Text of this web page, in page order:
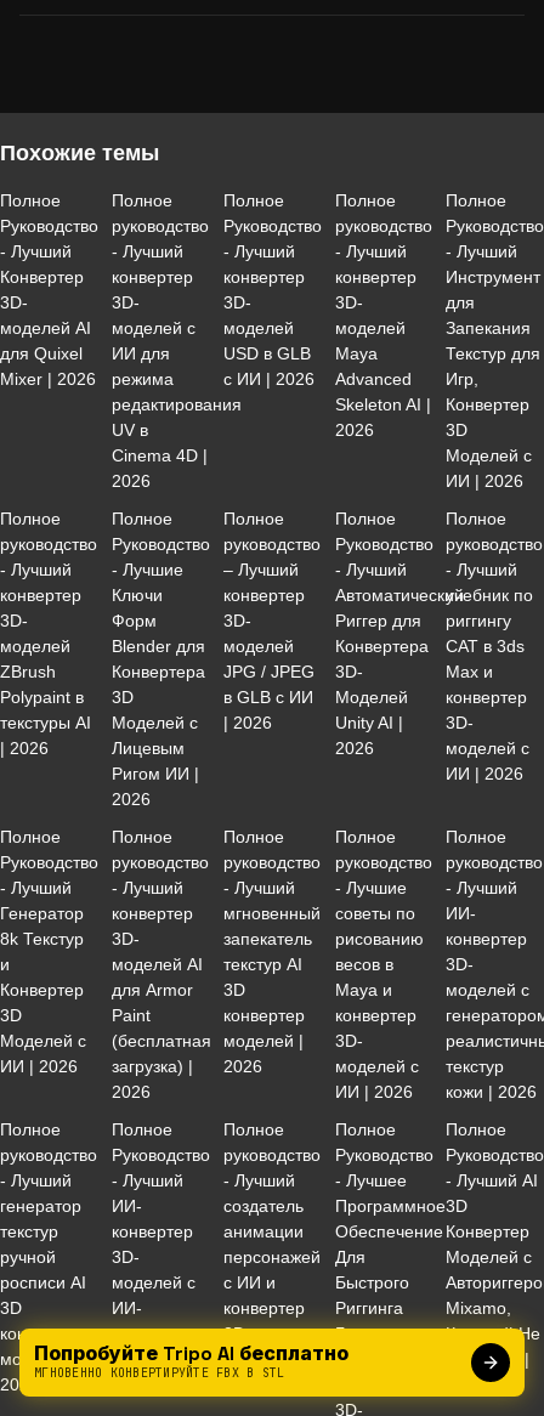
Попробуйте Tripo AI бесплатно
МГНОВЕННО КОНВЕРТИРУЙТЕ FBX В STL
Похожие темы
Полное
Руководство
- Лучший
Конвертер
3D-
моделей AI
для Quixel
Mixer | 2026
Полное
руководство
- Лучший
конвертер
3D-
моделей с
ИИ для
режима
редактирования
UV в
Cinema 4D |
2026
Полное
Руководство
- Лучший
конвертер
3D-
моделей
USD в GLB
с ИИ | 2026
Полное
руководство
- Лучший
конвертер
3D-
моделей
Maya
Advanced
Skeleton AI |
2026
Полное
Руководство
- Лучший
Инструмент
для
Запекания
Текстур для
Игр,
Конвертер
3D
Моделей с
ИИ | 2026
Полное
руководство
- Лучший
конвертер
3D-
моделей
ZBrush
Polypaint в
текстуры AI
| 2026
Полное
Руководство
- Лучшие
Ключи
Форм
Blender для
Конвертера
3D
Моделей с
Лицевым
Ригом ИИ |
2026
Полное
руководство
– Лучший
конвертер
3D-
моделей
JPG / JPEG
в GLB с ИИ
| 2026
Полное
Руководство
- Лучший
Автоматический
Риггер для
Конвертера
3D-
Моделей
Unity AI |
2026
Полное
руководство
- Лучший
учебник по
риггингу
CAT в 3ds
Max и
конвертер
3D-
моделей с
ИИ | 2026
Полное
Руководство
- Лучший
Генератор
8k Текстур
и
Конвертер
3D
Моделей с
ИИ | 2026
Полное
руководство
- Лучший
конвертер
3D-
моделей AI
для Armor
Paint
(бесплатная
загрузка) |
2026
Полное
руководство
- Лучший
мгновенный
запекатель
текстур AI
3D
конвертер
моделей |
2026
Полное
руководство
- Лучшие
советы по
рисованию
весов в
Maya и
конвертер
3D-
моделей с
ИИ | 2026
Полное
руководство
- Лучший
ИИ-
конвертер
3D-
моделей с
текстур
кожи | 2026
Полное
руководство
- Лучший
генератор
текстур
ручной
росписи AI
3D
конвертер
моделей |
2026
Полное
Руководство
- Лучший
ИИ-
конвертер
3D-
моделей с
ИИ-
материализатором
| 2026
Полное
руководство
- Лучший
создатель
анимации
персонажей
с ИИ и
конвертер
3D-
моделей с
Полное
Руководство
- Лучшее
Программное
Обеспечение
Для
Быстрого
Риггинга
Гуманоидов
И
3D-
Полное
Руководство
- Лучший AI
3D
Конвертер
Моделей с
Mixamo,
Который Не
Работает |
2026